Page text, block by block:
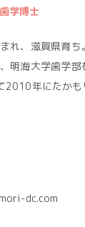
学博士
れ、滋賀県育ち
明海大学歯学部
2010年にたかも
dc.com